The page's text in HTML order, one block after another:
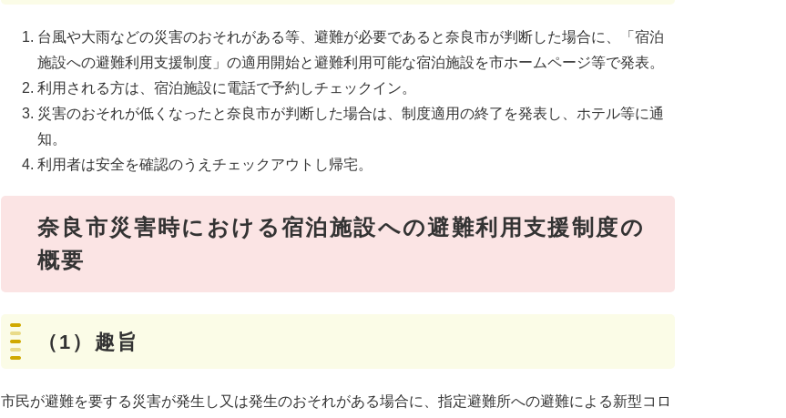
台風や大雨などの災害のおそれがある等、避難が必要であると奈良市が判断した場合に、「宿泊
施設への避難利用支援制度」の適用開始と避難利用可能な宿泊施設を市ホームページ等で発表。
利用される方は、宿泊施設に電話で予約しチェックイン。
災害のおそれが低くなったと奈良市が判断した場合は、制度適用の終了を発表し、ホテル等に通
知。
利用者は安全を確認のうえチェックアウトし帰宅。
奈良市災害時における宿泊施設への避難利用支援制度の
概要
（1）趣旨
市民が避難を要する災害が発生し又は発生のおそれがある場合に、指定避難所への避難による新型コロ